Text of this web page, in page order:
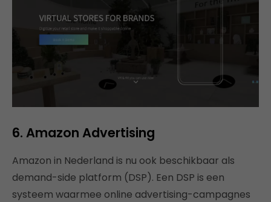
6. Amazon Advertising
Amazon in Nederland is nu ook beschikbaar als
demand-side platform (DSP). Een DSP is een
systeem waarmee online advertising-campagnes